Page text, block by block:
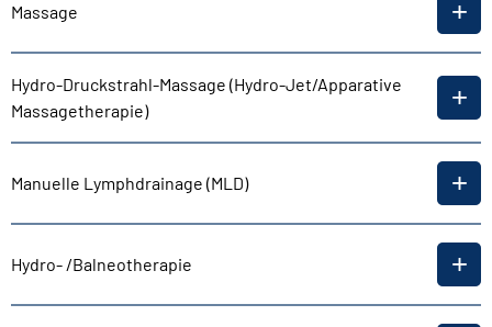
Massage
Hydro-Druckstrahl-Massage (Hydro-Jet/Apparative
Massagetherapie)
Manuelle Lymphdrainage (MLD)
Hydro- /Balneotherapie